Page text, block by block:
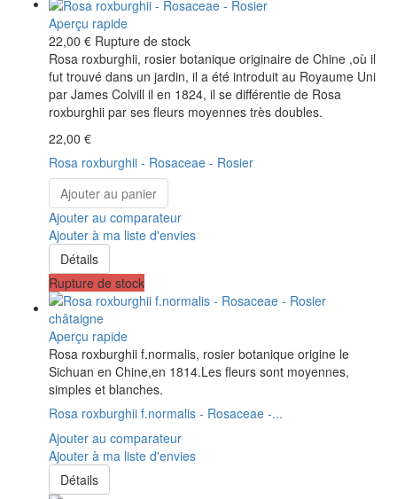
Aperçu rapide
22,00 € Rupture de stock
Rosa roxburghii, rosier botanique originaire de Chine ,où il
fut trouvé dans un jardin, il a été introduit au Royaume Uni
par James Colvill il en 1824, il se différentie de Rosa
roxburghii par ses fleurs moyennes très doubles.
22,00 €
Rosa roxburghii - Rosaceae - Rosier
Ajouter au panier
Ajouter au comparateur
Ajouter à ma liste d'envies
Détails
Rupture de stock
Aperçu rapide
Rosa roxburghii f.normalis, rosier botanique origine le
Sichuan en Chine,en 1814.Les fleurs sont moyennes,
simples et blanches.
Rosa roxburghii f.normalis - Rosaceae -...
Ajouter au comparateur
Ajouter à ma liste d'envies
Détails